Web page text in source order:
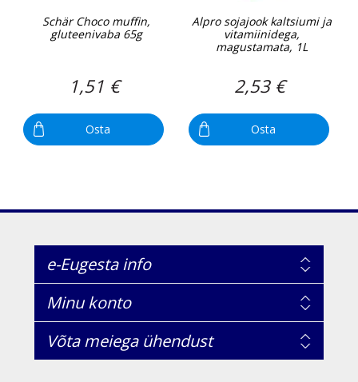
Schär Choco muffin,
gluteenivaba 65g
1,51 €
Osta
Alpro sojajook kaltsiumi ja
vitamiinidega,
magustamata, 1L
2,53 €
Osta
e-Eugesta info
Minu konto
Võta meiega ühendust